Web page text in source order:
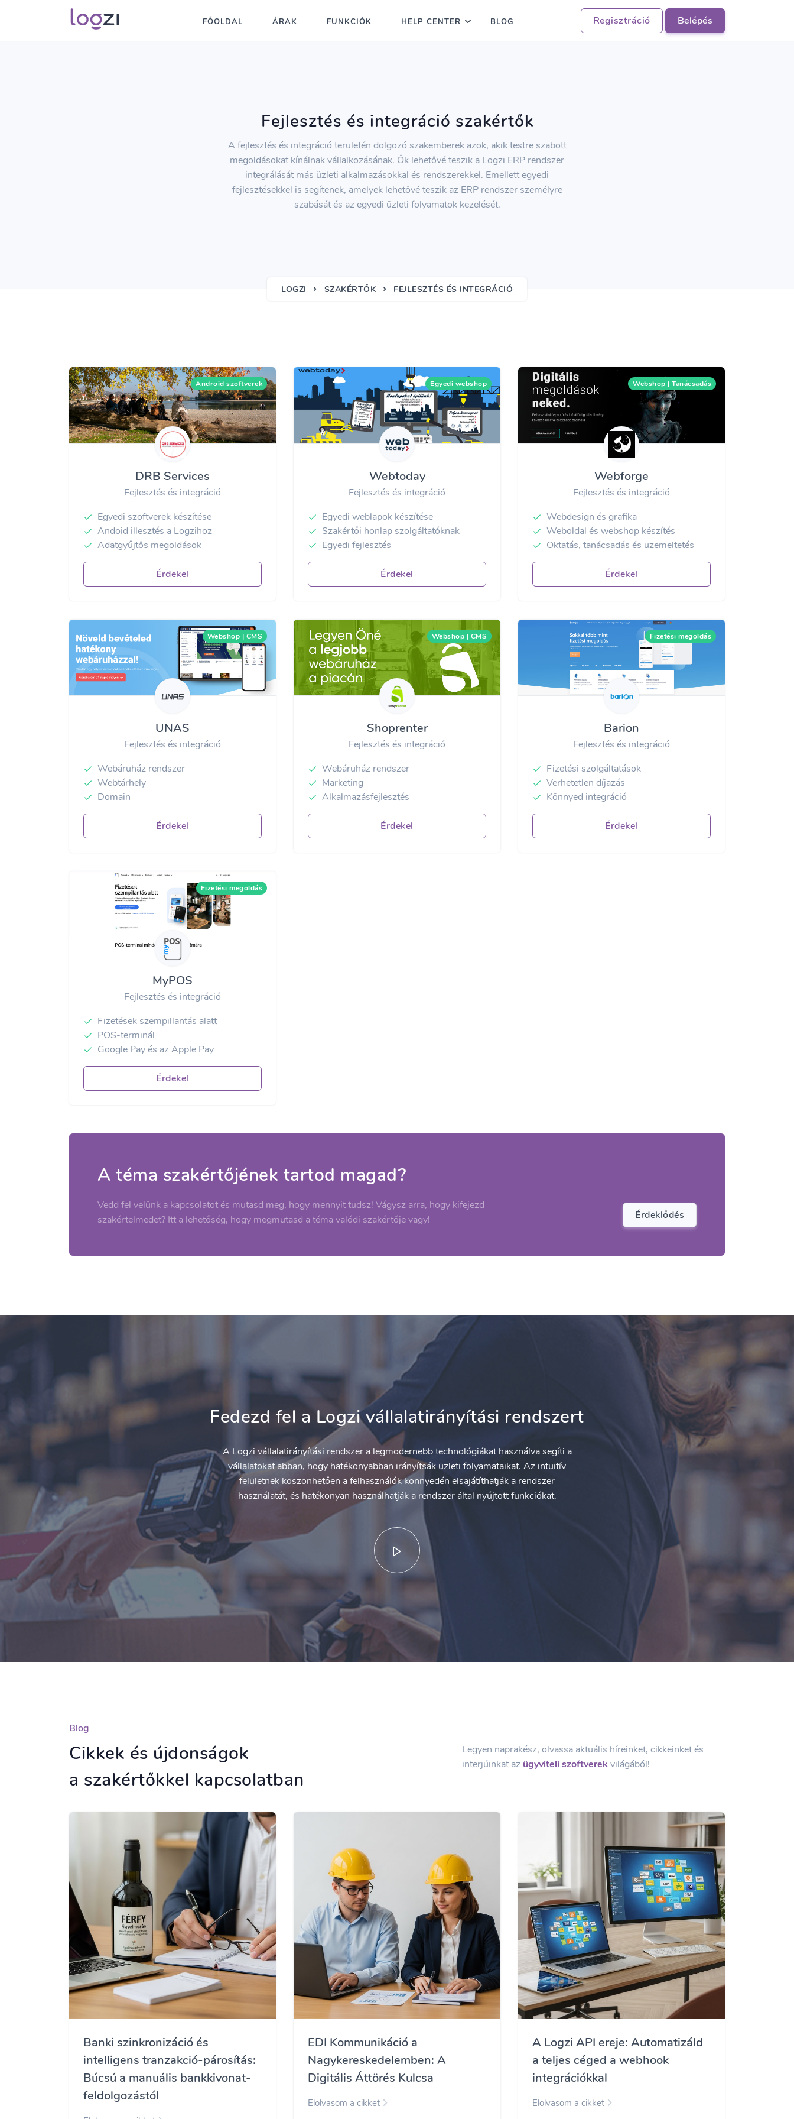
Regisztráció Belépés
FŐOLDAL ÁRAK FUNKCIÓK HELP CENTER BLOG
Fejlesztés és integráció szakértők
A fejlesztés és integráció területén dolgozó szakemberek azok, akik testre szabott
megoldásokat kínálnak vállalkozásának. Ők lehetővé teszik a Logzi ERP rendszer
integrálását más üzleti alkalmazásokkal és rendszerekkel. Emellett egyedi
fejlesztésekkel is segítenek, amelyek lehetővé teszik az ERP rendszer személyre
szabását és az egyedi üzleti folyamatok kezelését.
LOGZI SZAKÉRTŐK FEJLESZTÉS ÉS INTEGRÁCIÓ
Android szoftverek
DRB Services
Fejlesztés és integráció
Egyedi szoftverek készítése
Andoid illesztés a Logzihoz
Adatgyűjtős megoldások
Érdekel
Egyedi webshop
Webtoday
Fejlesztés és integráció
Egyedi weblapok készítése
Szakértői honlap szolgáltatóknak
Egyedi fejlesztés
Érdekel
Webshop | Tanácsadás
Webforge
Fejlesztés és integráció
Webdesign és grafika
Weboldal és webshop készítés
Oktatás, tanácsadás és üzemeltetés
Érdekel
Webshop | CMS
UNAS
Fejlesztés és integráció
Webáruház rendszer
Webtárhely
Domain
Érdekel
Webshop | CMS
Shoprenter
Fejlesztés és integráció
Webáruház rendszer
Marketing
Alkalmazásfejlesztés
Érdekel
Fizetési megoldás
Barion
Fejlesztés és integráció
Fizetési szolgáltatások
Verhetetlen díjazás
Könnyed integráció
Érdekel
Fizetési megoldás
MyPOS
Fejlesztés és integráció
Fizetések szempillantás alatt
POS-terminál
Google Pay és az Apple Pay
Érdekel
A téma szakértőjének tartod magad?
Vedd fel velünk a kapcsolatot és mutasd meg, hogy mennyit tudsz! Vágysz arra, hogy kifejezd
szakértelmedet? Itt a lehetőség, hogy megmutasd a téma valódi szakértője vagy!
Érdeklődés
Fedezd fel a Logzi vállalatirányítási rendszert
A Logzi vállalatirányítási rendszer a legmodernebb technológiákat használva segíti a
vállalatokat abban, hogy hatékonyabban irányítsák üzleti folyamataikat. Az intuitív
felületnek köszönhetően a felhasználók könnyedén elsajátíthatják a rendszer
használatát, és hatékonyan használhatják a rendszer által nyújtott funkciókat.
Blog
Cikkek és újdonságok
a szakértőkkel kapcsolatban
Legyen naprakész, olvassa aktuális híreinket, cikkeinket és
interjúinkat az ügyviteli szoftverekvilágából!
Banki szinkronizáció és
intelligens tranzakció-párosítás:
Búcsú a manuális bankkivonat-
feldolgozástól
EDI Kommunikáció a
Nagykereskedelemben: A
Digitális Áttörés Kulcsa
Elolvasom a cikket
A Logzi API ereje: Automatizáld
a teljes céged a webhook
integrációkkal
Elolvasom a cikket